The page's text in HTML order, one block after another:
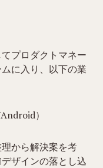
プロダクトマネー
に入り、以下の業
）
から解決案を考
ザインの落とし込